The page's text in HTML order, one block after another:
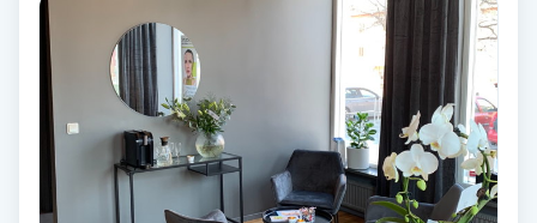
Olaplex
Olaplexbehandling
Ombre